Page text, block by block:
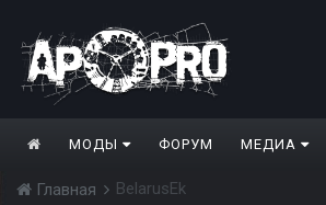
МОДЫ ФОРУМ МЕДИА
Главная BelarusEk